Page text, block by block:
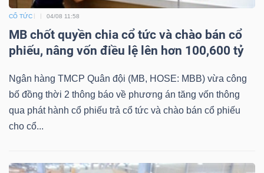
CỔ TỨC 04/08 11:58
MB chốt quyền chia cổ tức và chào bán cổ
phiếu, nâng vốn điều lệ lên hơn 100,600 tỷ
Ngân hàng TMCP Quân đội (MB, HOSE: MBB) vừa công
bố đồng thời 2 thông báo về phương án tăng vốn thông
qua phát hành cổ phiếu trả cổ tức và chào bán cổ phiếu
cho cổ...
ÍCH
ĐỘNG